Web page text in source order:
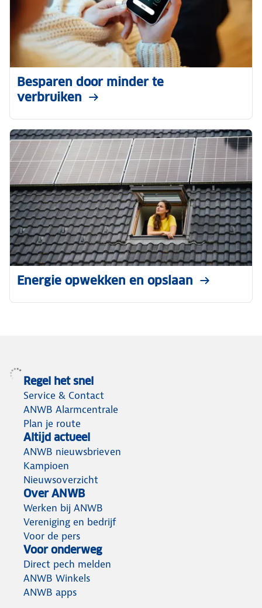
Besparen door minder te
verbruiken
Energie opwekken en opslaan
Regel het snel
Service & Contact
ANWB Alarmcentrale
Plan je route
Altijd actueel
ANWB nieuwsbrieven
Kampioen
Nieuwsoverzicht
Over ANWB
Werken bij ANWB
Vereniging en bedrijf
Voor de pers
Voor onderweg
Direct pech melden
ANWB Winkels
ANWB apps